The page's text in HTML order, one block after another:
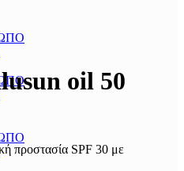
oil 50
προστασία SPF 30 με